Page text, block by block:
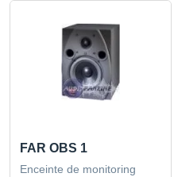
FAR OBS 1
Enceinte de monitoring